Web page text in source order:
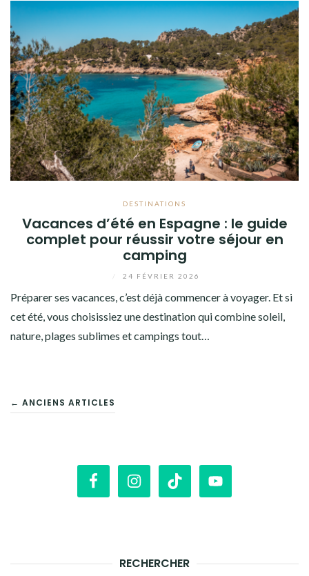
DESTINATIONS
Vacances d’été en Espagne : le guide
complet pour réussir votre séjour en
camping
24 FÉVRIER 2026
Préparer ses vacances, c’est déjà commencer à voyager. Et si
cet été, vous choisissiez une destination qui combine soleil,
nature, plages sublimes et campings tout…
NAVIGATION
ARTICLES
← ANCIENS ARTICLES
RECHERCHER